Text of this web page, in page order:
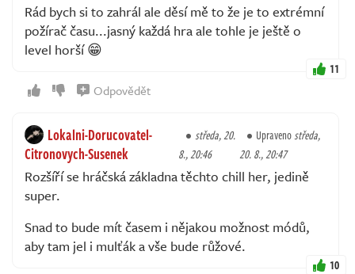
Rád bych si to zahrál ale děsí mě to že je to extrémní
požírač času...jasný každá hra ale tohle je ještě o
level horší 😁
11
Odpovědět
Lokalni-Dorucovatel-
Citronovych-Susenek
středa, 20.
8., 20:46
Upravenostředa,
20. 8., 20:47
Rozšíří se hráčská základna těchto chill her, jedině
super.
Snad to bude mít časem i nějakou možnost módů,
aby tam jel i mulťák a vše bude růžové.
10